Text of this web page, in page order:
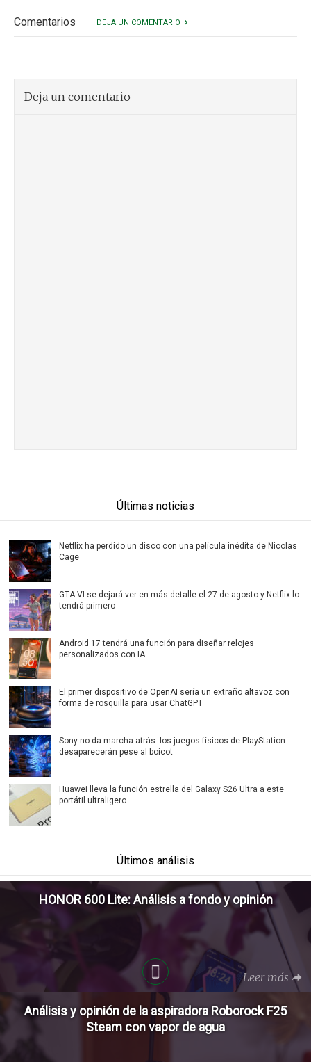
Comentarios DEJA UN COMENTARIO
Deja un comentario
Últimas noticias
Netflix ha perdido un disco con una película inédita de Nicolas
Cage
GTA VI se dejará ver en más detalle el 27 de agosto y Netflix lo
tendrá primero
Android 17 tendrá una función para diseñar relojes
personalizados con IA
El primer dispositivo de OpenAI sería un extraño altavoz con
forma de rosquilla para usar ChatGPT
Sony no da marcha atrás: los juegos físicos de PlayStation
desaparecerán pese al boicot
Huawei lleva la función estrella del Galaxy S26 Ultra a este
portátil ultraligero
Últimos análisis
HONOR 600 Lite: Análisis a fondo y opinión
Leer más
Análisis y opinión de la aspiradora Roborock F25
Steam con vapor de agua